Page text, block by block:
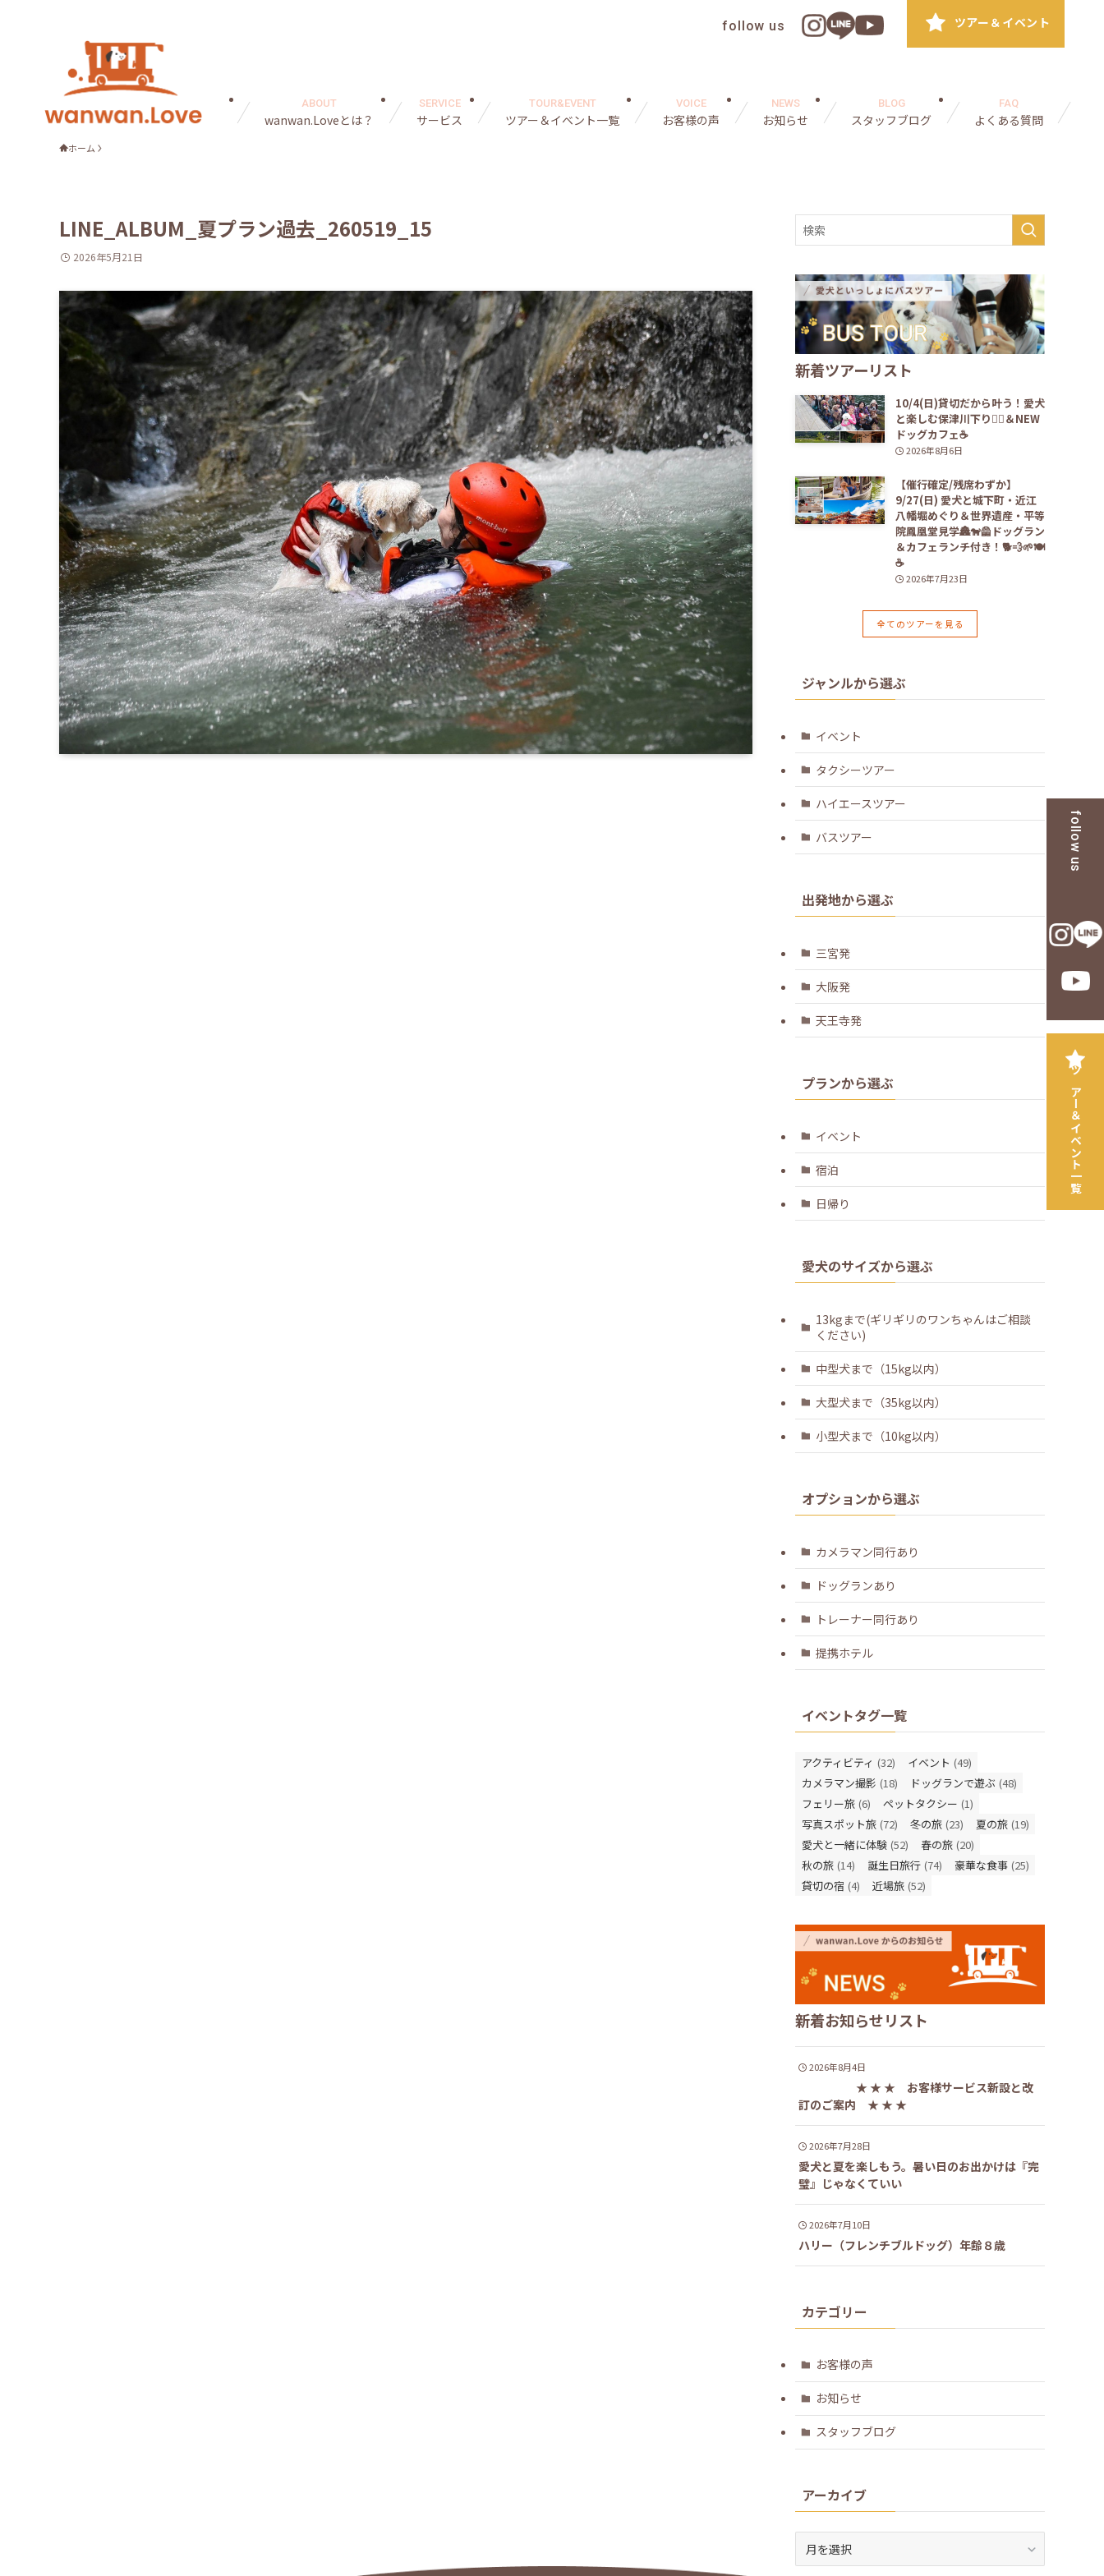
wanwan.Loveとは？
ABOUT
サービス
SERVICE
ツアー＆イベント一覧
TOUR&EVENT
お客様の声
VOICE
お知らせ
NEWS
スタッフブログ
BLOG
よくある質問
FAQ
follow us ツアー＆イベント
follow us
ツアー＆イベント一覧
ホーム
LINE_ALBUM_夏プラン過去_260519_15
2026年5月21日
新着ツアーリスト
10/4(日)貸切だから叶う！愛犬
と楽しむ保津川下り🚣‍♀️＆NEW
ドッグカフェ☕️
2026年8月6日
【催行確定/残席わずか】
9/27(日) 愛犬と城下町・近江
八幡堀めぐり＆世界遺産・平等
院鳳凰堂見学🏯🐕‍🦺ドッグラン
＆カフェランチ付き！🐕💨🌱🍽️
☕️
2026年7月23日
全てのツアーを見る
ジャンルから選ぶ
イベント
タクシーツアー
ハイエースツアー
バスツアー
出発地から選ぶ
三宮発
大阪発
天王寺発
プランから選ぶ
イベント
宿泊
日帰り
愛犬のサイズから選ぶ
13kgまで(ギリギリのワンちゃんはご相談
ください)
中型犬まで（15kg以内）
大型犬まで（35kg以内）
小型犬まで（10kg以内）
オプションから選ぶ
カメラマン同行あり
ドッグランあり
トレーナー同行あり
提携ホテル
イベントタグ一覧
アクティビティ (32) イベント (49)
カメラマン撮影 (18) ドッグランで遊ぶ (48)
フェリー旅 (6) ペットタクシー (1)
写真スポット旅 (72) 冬の旅 (23) 夏の旅 (19)
愛犬と一緒に体験 (52) 春の旅 (20)
秋の旅 (14) 誕生日旅行 (74) 豪華な食事 (25)
貸切の宿 (4) 近場旅 (52)
新着お知らせリスト
2026年8月4日
★ ★ ★ お客様サービス新設と改
訂のご案内 ★ ★ ★
2026年7月28日
愛犬と夏を楽しもう。暑い日のお出かけは『完
璧』じゃなくていい
2026年7月10日
ハリー（フレンチブルドッグ）年齢８歳
カテゴリー
お客様の声
お知らせ
スタッフブログ
アーカイブ